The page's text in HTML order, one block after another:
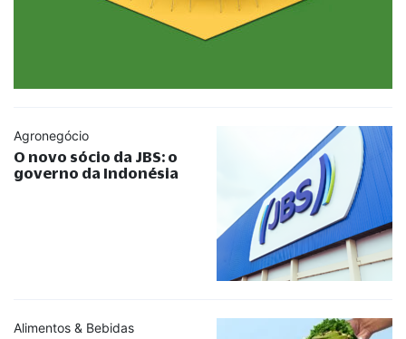
Agronegócio
O novo sócio da JBS: o
governo da Indonésia
Alimentos & Bebidas